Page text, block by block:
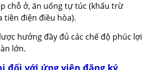
chỗ ở, ăn uống tự túc (khấu trừ
tiền điện điều hòa).
hưởng đầy đủ các chế độ phúc lợi
lớn.